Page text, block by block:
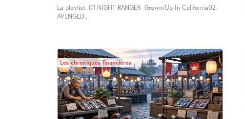
La playlist :01-NIGHT RANGER- Growin’Up In California02-
AVENGED...
Les chroniques financières